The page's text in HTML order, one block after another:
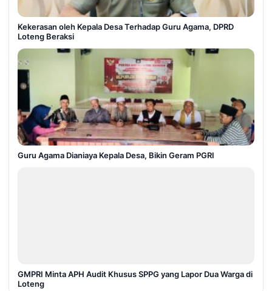
Kekerasan oleh Kepala Desa Terhadap Guru Agama, DPRD
Loteng Beraksi
Guru Agama Dianiaya Kepala Desa, Bikin Geram PGRI
GMPRI Minta APH Audit Khusus SPPG yang Lapor Dua Warga di
Loteng